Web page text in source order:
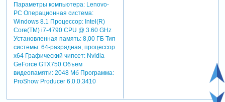
Параметры компьютера:Lenovo-
PC Операционная система:
Windows 8.1 Процессор: Intel(R)
Core(TM) i7-4790 CPU @ 3.60 GHz
Установленная память: 8,00 ГБ Тип
системы: 64-разрядная, процессор
х64 Графический чипсет: Nvidia
GeForce GTX750 Объем
видеопамяти: 2048 Мб Программа:
ProShow Producer 6.0.0.3410